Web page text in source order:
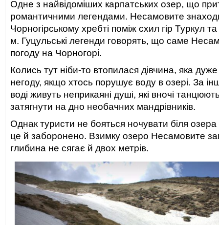
Одне з найвідоміших карпатських озер, що
романтичними легендами. Несамовите
Чорногірському хребті поміж схил гір Туркул
м. Гуцульські легенди говорять, що саме
погоду на Чорногорі.
Колись тут ніби-то втопилася дівчина, яка дуже
негоду, якщо хтось порушує воду в озері. За
воді живуть неприкаяні душі, які вночі
затягнути на дно необачних мандрівників.
Однак туристи не бояться ночувати біля озера
це й заборонено. Взимку озеро Несамовите
глибина не сягає й двох метрів.